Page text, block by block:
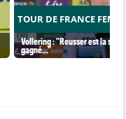
TOUR DE FRANCE
Vollering : "Reusser est la
gagné..."